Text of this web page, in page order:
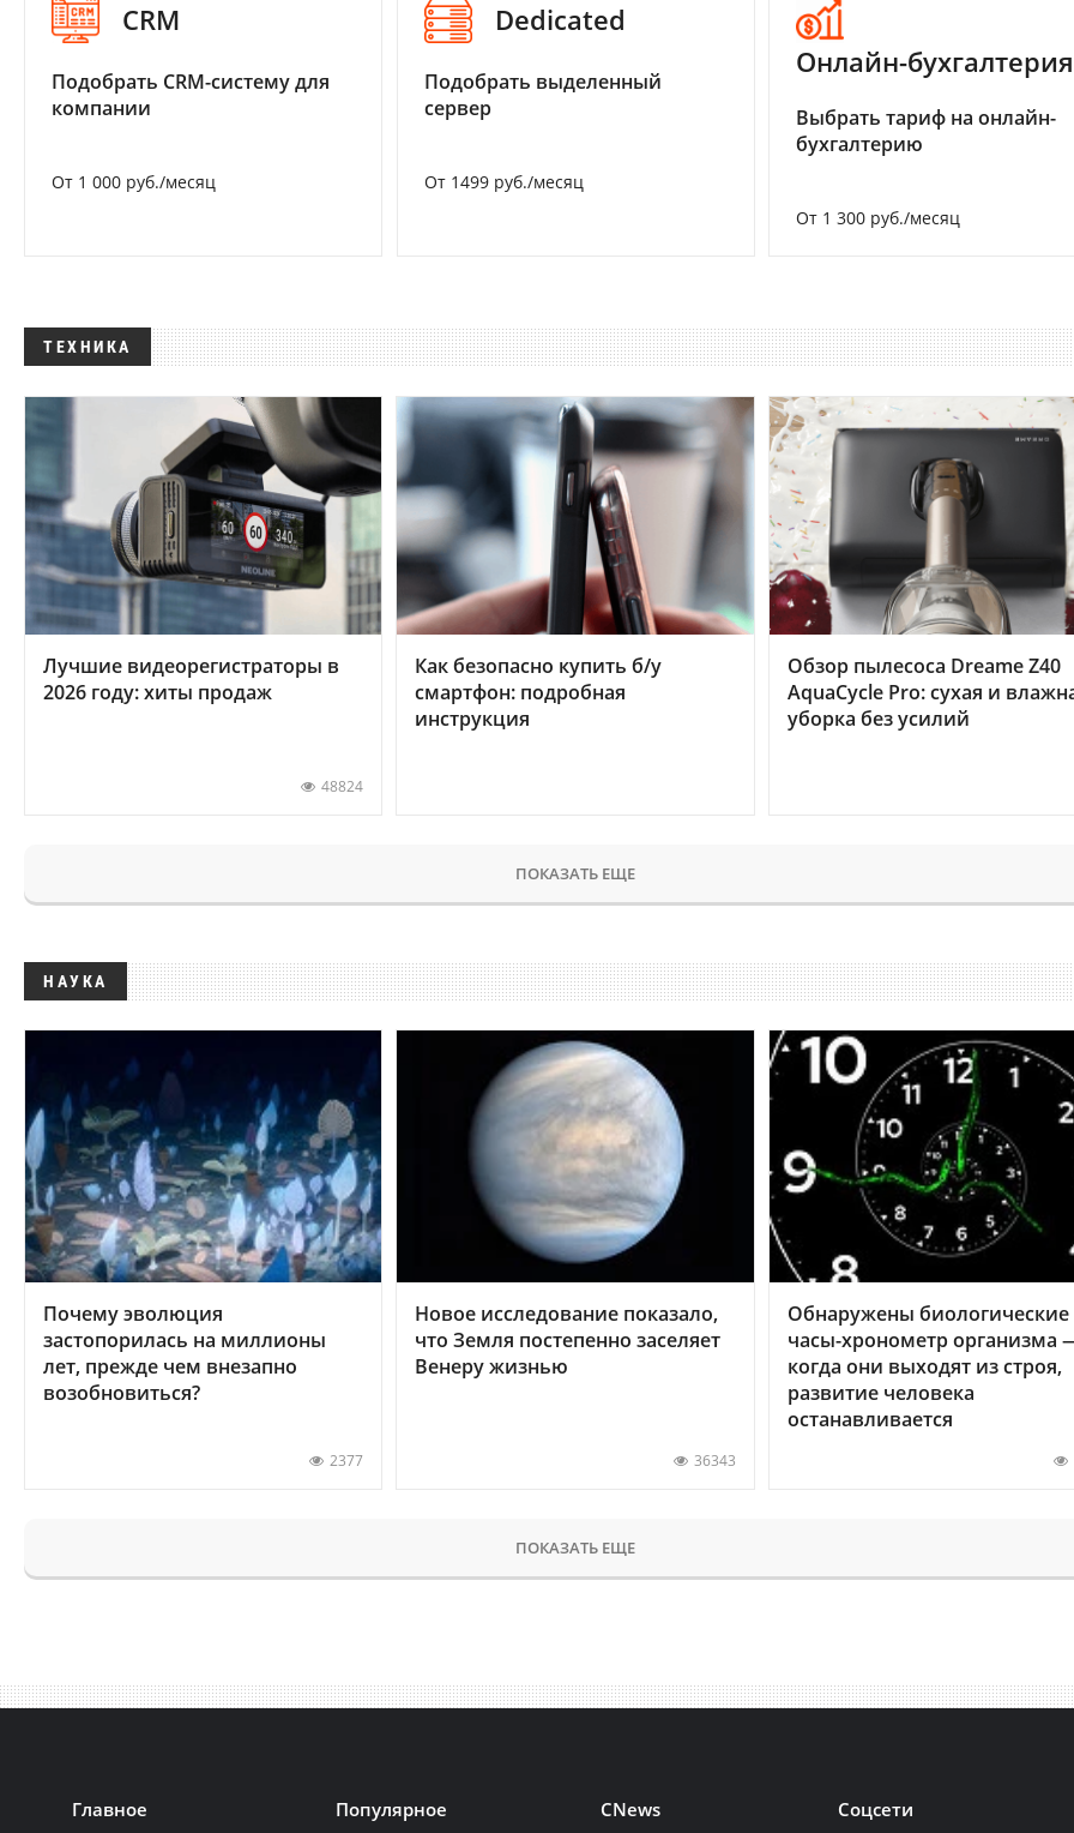
CRM
Подобрать CRM-систему для
компании
От 1 000 руб./месяц
Dedicated
Подобрать выделенный
сервер
От 1499 руб./месяц
Онлайн-бухгалтерия
Выбрать тариф на онлайн-
бухгалтерию
От 1 300 руб./месяц
ТЕХНИКА
Лучшие видеорегистраторы в
2026 году: хиты продаж
48824
Как безопасно купить б/у
смартфон: подробная
инструкция
Обзор пылесоса Dreame Z40
AquaCycle Pro: сухая и
уборка без усилий
ПОКАЗАТЬ ЕЩЕ
НАУКА
Почему эволюция
застопорилась на миллионы
лет, прежде чем внезапно
возобновиться?
2377
Новое исследование показало,
что Земля постепенно заселяет
Венеру жизнью
36343
Обнаружены биологические
часы-хронометр организма
когда они выходят из строя,
развитие человека
останавливается
ПОКАЗАТЬ ЕЩЕ
Главное Популярное CNews Соцсети